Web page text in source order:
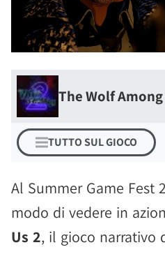
The Wolf Among
TUTTO SUL GIOCO
Al Summer Game Fest
modo di vedere in
Us 2, il gioco narrativo